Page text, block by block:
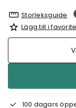
Storleksguide
Lägg till i
100 dagars